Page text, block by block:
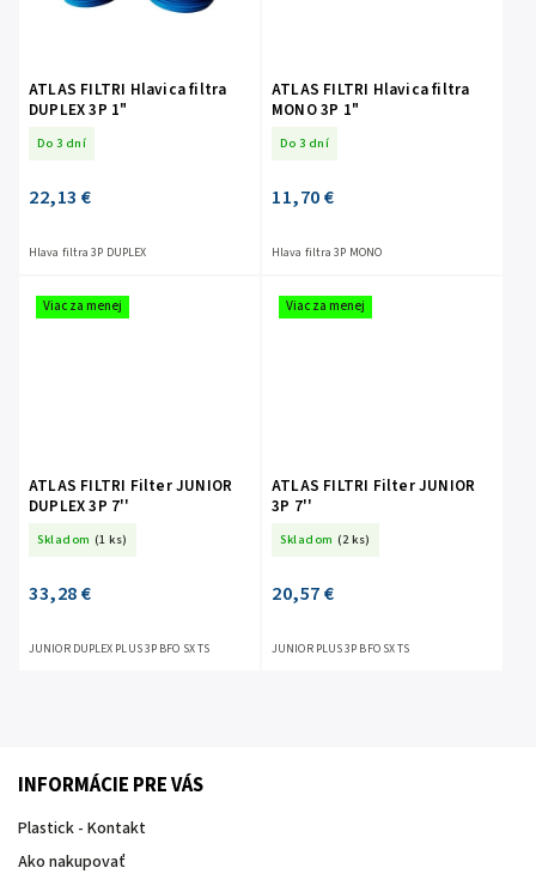
ATLAS FILTRI Hlavica filtra
DUPLEX 3P 1"
Do 3 dní
22,13 €
Hlava filtra 3P DUPLEX
ATLAS FILTRI Hlavica filtra
MONO 3P 1"
Do 3 dní
11,70 €
Hlava filtra 3P MONO
Viac za menej
ATLAS FILTRI Filter JUNIOR
DUPLEX 3P 7''
Skladom (1 ks)
33,28 €
JUNIOR DUPLEX PLUS 3P BFO SX TS
Viac za menej
ATLAS FILTRI Filter JUNIOR
3P 7''
Skladom (2 ks)
20,57 €
JUNIOR PLUS 3P BFO SX TS
INFORMÁCIE PRE VÁS
Plastick - Kontakt
Ako nakupovať